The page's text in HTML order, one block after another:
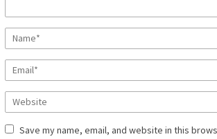
Save my name, email, and website in this